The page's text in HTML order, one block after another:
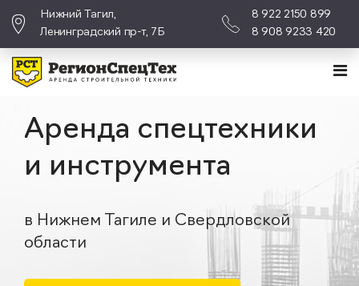
Нижний Тагил,
Ленинградский пр-т, 7Б
8 922 2150 899
8 908 9233 420
Аренда спецтехники
и инструмента
в Нижнем Тагиле и Свердловской
области